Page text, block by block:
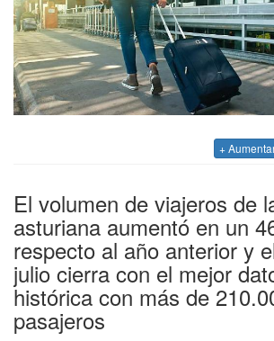
+
El volumen de viajeros de
asturiana aumentó en un
respecto al año anterior y
julio cierra con el mejor
histórica con más de
pasajeros